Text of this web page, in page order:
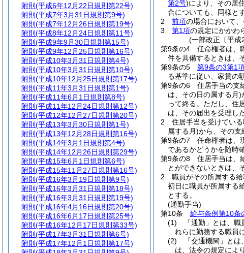
第2号)により、その居
合についても、同様と
2
前項の場合において
3
第1項の規定にかかわ
(一部改正〔平成
第9条の4
任命権者は、
件を具備するときは、
第9条の5
第9条の3第1
る基準に従い、家賃の
第9条の6
住居手当の支
は、その日の属する月)
って終る。 ただし、住
は、その届出を受理し
2
住居手当を受けてい
属する月)から、その支
第9条の7
任命権者は、
であるかどうかを随時
第9条の8
住居手当は、
とができないときは、
2
職員がその所属する
初日に職員が所属する
とする。
(通勤手当)
第10条
給与条例第10条
(1)
「通勤」とは、
れらに勤務する職員
(2)
「交通機関」と
は、法令の規定によ
附則 (平成6年12月22日規則第22号)
附則 (平成7年3月31日規則第9号)
附則 (平成7年12月26日規則第19号)
附則 (平成8年12月24日規則第11号)
附則 (平成9年9月30日規則第15号)
附則 (平成9年12月25日規則第16号)
附則 (平成10年3月31日規則第4号)
附則 (平成10年3月31日規則第10号)
附則 (平成10年12月25日規則第17号)
附則 (平成11年3月31日規則第1号)
附則 (平成11年6月1日規則第8号)
附則 (平成11年12月24日規則第12号)
附則 (平成12年12月27日規則第20号)
附則 (平成13年3月30日規則第1号)
附則 (平成13年12月28日規則第16号)
附則 (平成14年3月1日規則第4号)
附則 (平成14年12月26日規則第29号)
附則 (平成15年6月1日規則第6号)
附則 (平成15年11月27日規則第16号)
附則 (平成16年3月19日規則第9号)
附則 (平成16年3月31日規則第18号)
附則 (平成16年3月31日規則第19号)
附則 (平成16年4月16日規則第20号)
附則 (平成16年6月17日規則第25号)
附則 (平成16年12月17日規則第33号)
附則 (平成17年3月31日規則第6号)
附則 (平成17年12月1日規則第17号)